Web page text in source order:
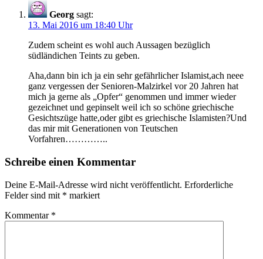
Georg sagt:
13. Mai 2016 um 18:40 Uhr
Zudem scheint es wohl auch Aussagen bezüglich
südländichen Teints zu geben.
Aha,dann bin ich ja ein sehr gefährlicher Islamist,ach neee
ganz vergessen der Senioren-Malzirkel vor 20 Jahren hat
mich ja gerne als „Opfer“ genommen und immer wieder
gezeichnet und gepinselt weil ich so schöne griechische
Gesichtszüge hatte,oder gibt es griechische Islamisten?Und
das mir mit Generationen von Teutschen
Vorfahren…………..
Schreibe einen Kommentar
Deine E-Mail-Adresse wird nicht veröffentlicht. Erforderliche
Felder sind mit * markiert
Kommentar *